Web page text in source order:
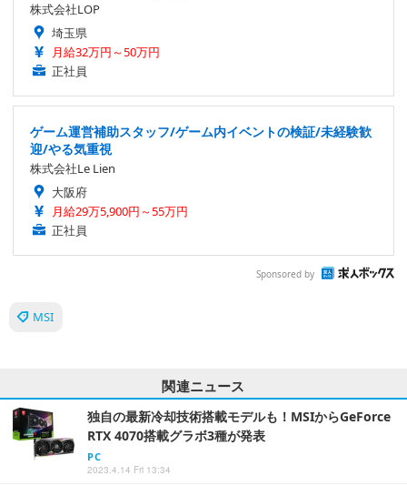
株式会社LOP
埼玉県
月給32万円～50万円
正社員
ゲーム運営補助スタッフ/ゲーム内イベントの検証/未経験歓
迎/やる気重視
株式会社Le Lien
大阪府
月給29万5,900円～55万円
正社員
Sponsored by
MSI
関連ニュース
独自の最新冷却技術搭載モデルも！MSIからGeForce
RTX 4070搭載グラボ3種が発表
PC
2023.4.14 Fri 13:34